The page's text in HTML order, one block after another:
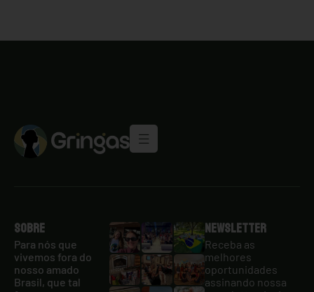
Sobre
Para nós que
vivemos fora do
nosso amado
Brasil, que tal
Newsletter
Receba as
melhores
oportunidades
assinando nossa